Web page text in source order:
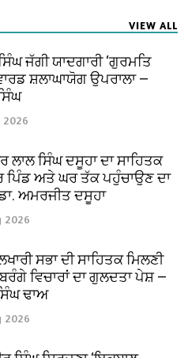
VIEW ALL
ਜੱਗੀ ਯਾਦਗਾਰੀ ‘ਗੁਰਮਤਿ
ਸ਼ਲਾਘਾਯੋਗ ਉਪਰਾਲਾ —
2026
ਲਾਲ ਸਿੰਘ ਦਸੂਹਾ ਦਾ ਸਾਹਿਤਕ
ਪਿੰਡ ਅਤੇ ਘਰ ਤੱਕ ਪਹੁੰਚਾਉਣ ਦਾ
ਅਮਰਜੀਤ ਦਸੂਹਾ
2026
ਸਭਾ ਦੀ ਸਾਹਿਤਕ ਮਿਲਣੀ
ਵਿਚਾਰਾਂ ਦਾ ਗੁਲਦਤਾ ਪੇਸ਼ —
ਢਾਅ
2026